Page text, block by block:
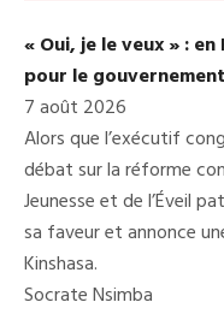
« Oui, je le veux » :
pour le
7 août 2026
Alors que l’exécutif
débat sur la réforme
Jeunesse et de l’Éveil
sa faveur et annonce
Kinshasa.
Socrate Nsimba